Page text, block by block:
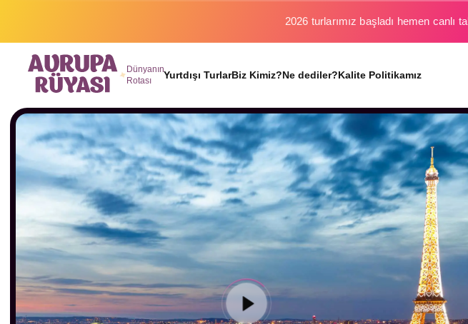
Binlerce gezginin hayali gerçek oluyor.
Dünyanın
Rotası
Yurtdışı TurlarBiz Kimiz?Ne dediler?Kalite Politikamız